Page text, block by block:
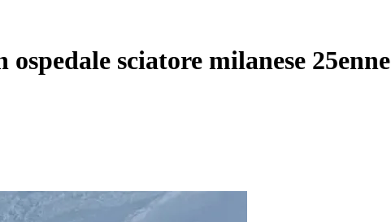
sciatore milanese 25enne